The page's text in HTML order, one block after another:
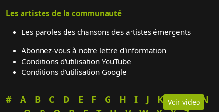
Voir video
Les artistes de la communauté
Les paroles des chansons des artistes émergents
Abonnez-vous à notre lettre d'information
Conditions d'utilisation YouTube
Conditions d'utilisation Google
# A B C D E F G H I J K L M
N